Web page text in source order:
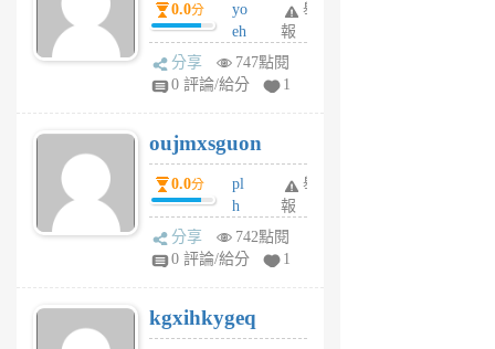
m
v
A
V
個
月
前
0.0分
yo
eh
ld
gy
個
月
前
舉
報
分享
747點閱
0 評論/給分
1
oujmxsguon
0.0分
pl
h
wi
w
6
個
舉
報
分享
742點閱
0 評論/給分
1
kgxihkygeq